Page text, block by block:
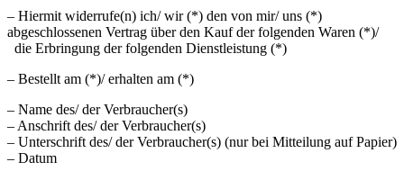
– Hiermit widerrufe(n) ich/ wir (*) den von mir/ uns (*)
abgeschlossenen Vertrag über den Kauf der folgenden Waren (*)/
die Erbringung der folgenden Dienstleistung (*)
– Bestellt am (*)/ erhalten am (*)
– Name des/ der Verbraucher(s)
– Anschrift des/ der Verbraucher(s)
– Unterschrift des/ der Verbraucher(s) (nur bei Mitteilung auf Papier)
– Datum